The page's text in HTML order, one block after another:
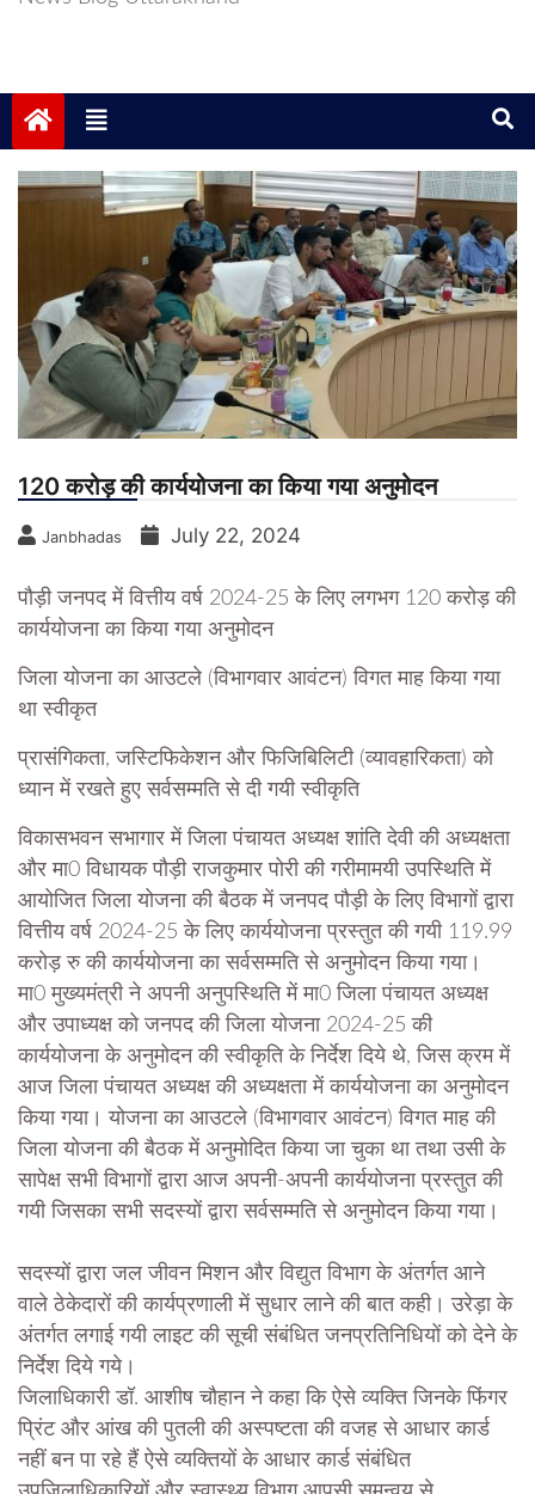
120 करोड़ की कार्ययोजना का किया गया अनुमोदन
Janbhadas July 22, 2024
पौड़ी जनपद में वित्तीय वर्ष 2024-25 के लिए लगभग 120 करोड़ की
कार्ययोजना का किया गया अनुमोदन
जिला योजना का आउटले (विभागवार आवंटन) विगत माह किया गया
था स्वीकृत
प्रासंगिकता, जस्टिफिकेशन और फिजिबिलिटी (व्यावहारिकता) को
ध्यान में रखते हुए सर्वसम्मति से दी गयी स्वीकृति
विकासभवन सभागार में जिला पंचायत अध्यक्ष शांति देवी की अध्यक्षता
और मा0 विधायक पौड़ी राजकुमार पोरी की गरीमामयी उपस्थिति में
आयोजित जिला योजना की बैठक में जनपद पौड़ी के लिए विभागों द्वारा
वित्तीय वर्ष 2024-25 के लिए कार्ययोजना प्रस्तुत की गयी 119.99
करोड़ रु की कार्ययोजना का सर्वसम्मति से अनुमोदन किया गया।
मा0 मुख्यमंत्री ने अपनी अनुपस्थिति में मा0 जिला पंचायत अध्यक्ष
और उपाध्यक्ष को जनपद की जिला योजना 2024-25 की
कार्ययोजना के अनुमोदन की स्वीकृति के निर्देश दिये थे, जिस क्रम में
आज जिला पंचायत अध्यक्ष की अध्यक्षता में कार्ययोजना का अनुमोदन
किया गया। योजना का आउटले (विभागवार आवंटन) विगत माह की
जिला योजना की बैठक में अनुमोदित किया जा चुका था तथा उसी के
सापेक्ष सभी विभागों द्वारा आज अपनी-अपनी कार्ययोजना प्रस्तुत की
गयी जिसका सभी सदस्यों द्वारा सर्वसम्मति से अनुमोदन किया गया।
सदस्यों द्वारा जल जीवन मिशन और विद्युत विभाग के अंतर्गत आने
वाले ठेकेदारों की कार्यप्रणाली में सुधार लाने की बात कही। उरेड़ा के
अंतर्गत लगाई गयी लाइट की सूची संबंधित जनप्रतिनिधियों को देने के
निर्देश दिये गये।
जिलाधिकारी डॉ. आशीष चौहान ने कहा कि ऐसे व्यक्ति जिनके फिंगर
प्रिंट और आंख की पुतली की अस्पष्टता की वजह से आधार कार्ड
नहीं बन पा रहे हैं ऐसे व्यक्तियों के आधार कार्ड संबंधित